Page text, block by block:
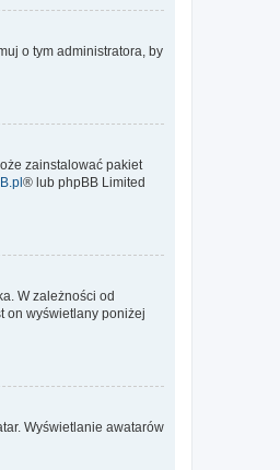
o tym administratora, by
zainstalować pakiet
® lub phpBB Limited
W zależności od
on wyświetlany poniżej
Wyświetlanie awatarów